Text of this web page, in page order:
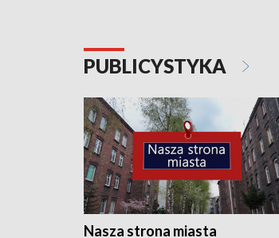
PUBLICYSTYKA
Nasza strona miasta